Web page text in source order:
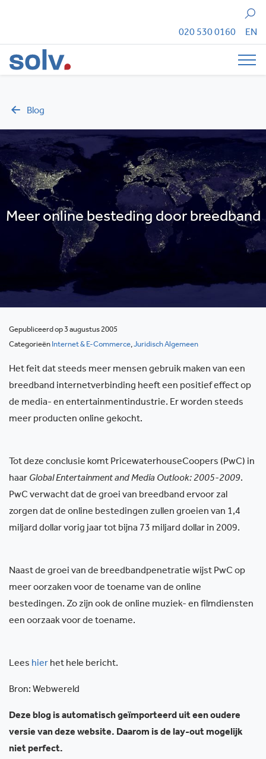
Zoeken
020 530 0160 EN
Blog
Meer online besteding door breedband
Gepubliceerd op 3 augustus 2005
Categorieën Internet & E-Commerce,Juridisch Algemeen
Het feit dat steeds meer mensen gebruik maken van een
breedband internetverbinding heeft een positief effect op
de media- en entertainmentindustrie. Er worden steeds
meer producten online gekocht.
Tot deze conclusie komt PricewaterhouseCoopers (PwC) in
haar Global Entertainment and Media Outlook: 2005-2009.
PwC verwacht dat de groei van breedband ervoor zal
zorgen dat de online bestedingen zullen groeien van 1,4
miljard dollar vorig jaar tot bijna 73 miljard dollar in 2009.
Naast de groei van de breedbandpenetratie wijst PwC op
meer oorzaken voor de toename van de online
bestedingen. Zo zijn ook de online muziek- en filmdiensten
een oorzaak voor de toename.
Lees hier het hele bericht.
Bron: Webwereld
Deze blog is automatisch geïmporteerd uit een oudere
versie van deze website. Daarom is de lay-out mogelijk
niet perfect.